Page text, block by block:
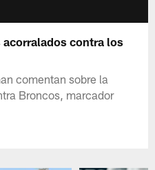
contra los
comentan sobre la
Broncos, marcador